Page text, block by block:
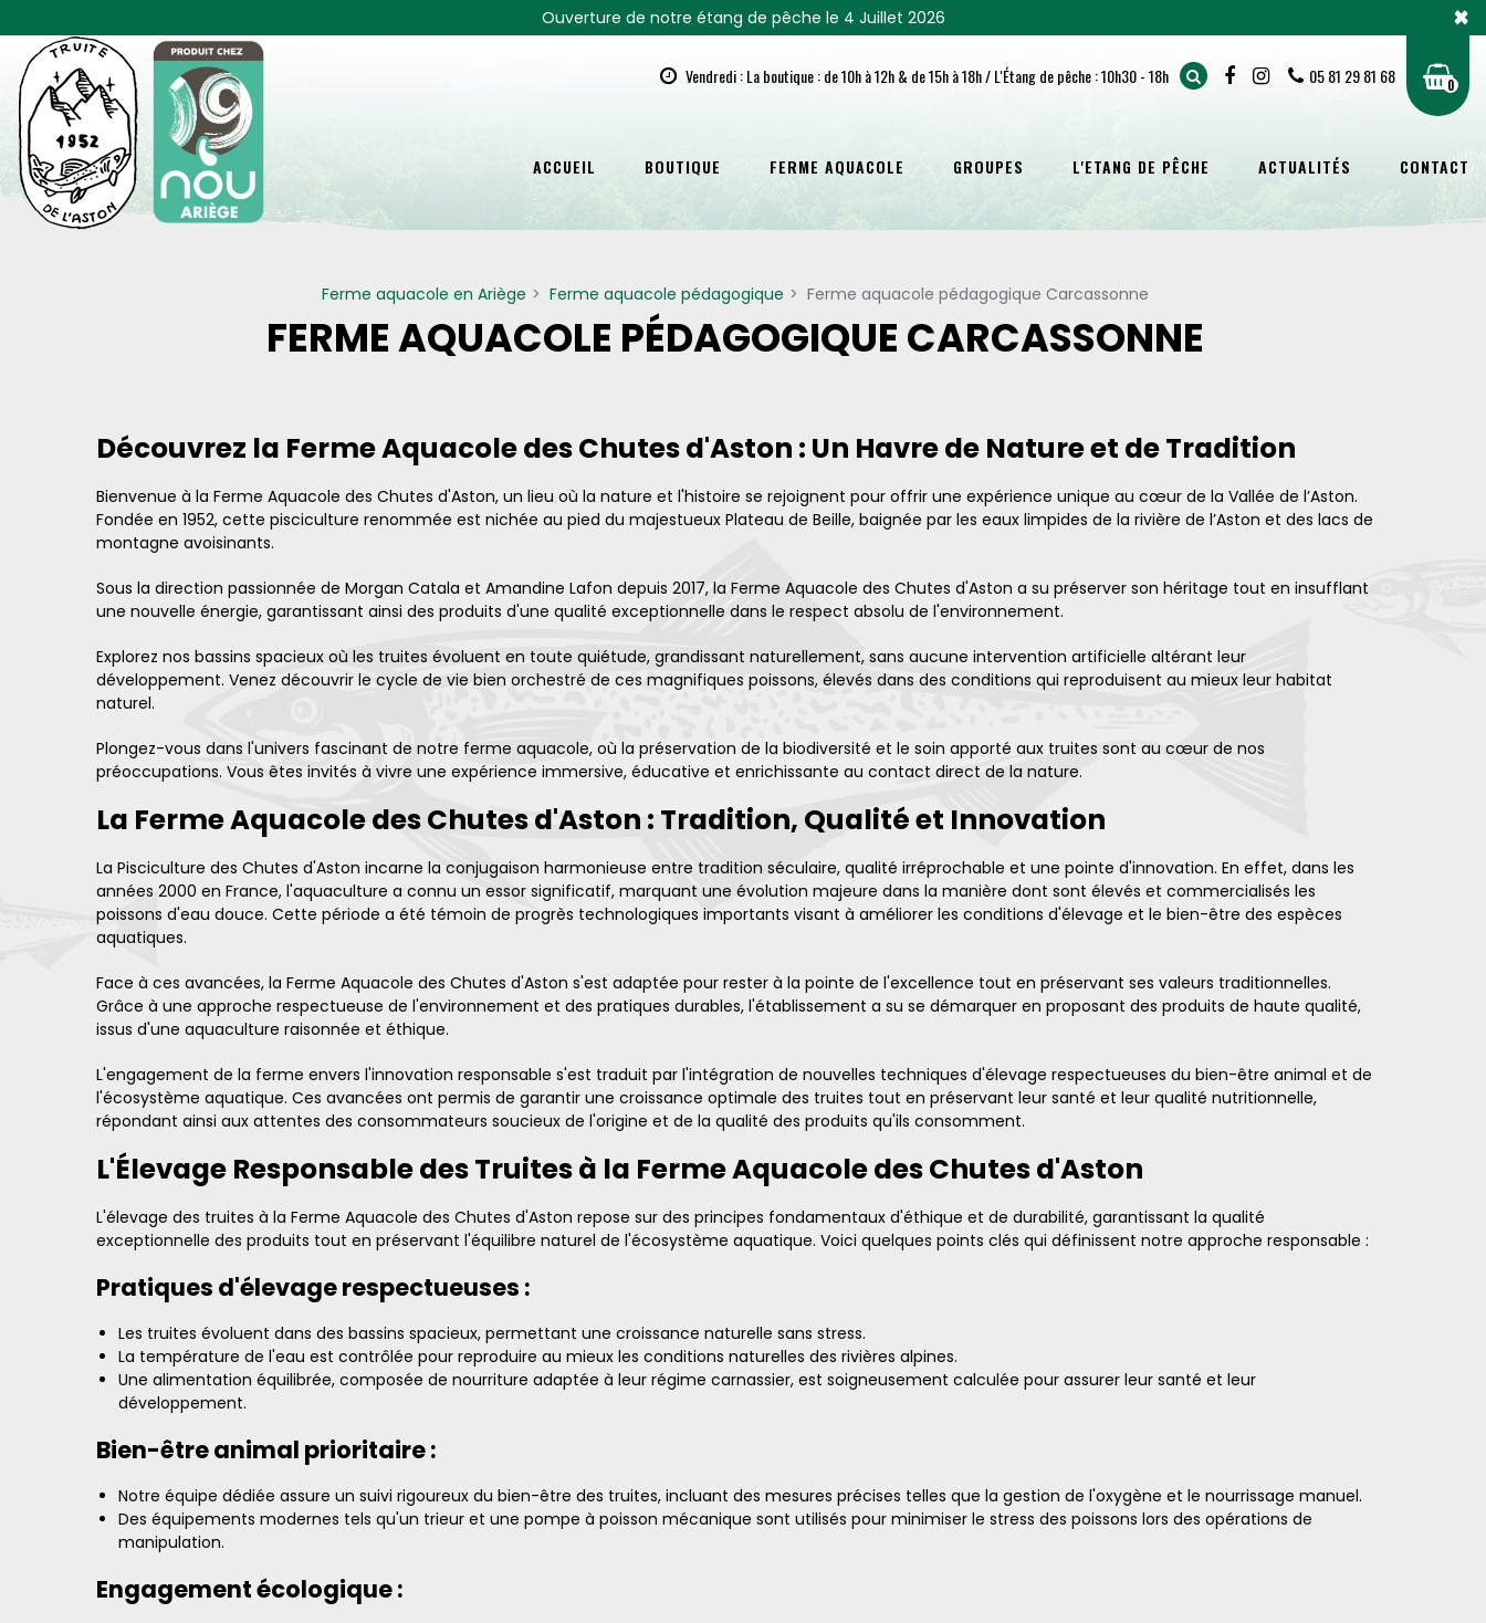
Ouverture de notre étang de pêche le 4 Juillet 2026 ×
Vendredi : La boutique : de 10h à 12h & de 15h à 18h / L'Étang de pêche : 10h30 - 18h 05 81 29 81 68 0
ACCUEIL BOUTIQUE FERME AQUACOLE GROUPES L'ETANG DE PÊCHE ACTUALITÉS CONTACT
Ferme aquacole en Ariège Ferme aquacole pédagogique Ferme aquacole pédagogique Carcassonne
FERME AQUACOLE PÉDAGOGIQUE CARCASSONNE
Découvrez la Ferme Aquacole des Chutes d'Aston : Un Havre de Nature et de Tradition
Bienvenue à la Ferme Aquacole des Chutes d'Aston, un lieu où la nature et l'histoire se rejoignent pour offrir une expérience unique au cœur de la Vallée de l’Aston.
Fondée en 1952, cette pisciculture renommée est nichée au pied du majestueux Plateau de Beille, baignée par les eaux limpides de la rivière de l’Aston et des lacs de
montagne avoisinants.
Sous la direction passionnée de Morgan Catala et Amandine Lafon depuis 2017, la Ferme Aquacole des Chutes d'Aston a su préserver son héritage tout en insufflant
une nouvelle énergie, garantissant ainsi des produits d'une qualité exceptionnelle dans le respect absolu de l'environnement.
Explorez nos bassins spacieux où les truites évoluent en toute quiétude, grandissant naturellement, sans aucune intervention artificielle altérant leur
développement. Venez découvrir le cycle de vie bien orchestré de ces magnifiques poissons, élevés dans des conditions qui reproduisent au mieux leur habitat
naturel.
Plongez-vous dans l'univers fascinant de notre ferme aquacole, où la préservation de la biodiversité et le soin apporté aux truites sont au cœur de nos
préoccupations. Vous êtes invités à vivre une expérience immersive, éducative et enrichissante au contact direct de la nature.
La Ferme Aquacole des Chutes d'Aston : Tradition, Qualité et Innovation
La Pisciculture des Chutes d'Aston incarne la conjugaison harmonieuse entre tradition séculaire, qualité irréprochable et une pointe d'innovation. En effet, dans les
années 2000 en France, l'aquaculture a connu un essor significatif, marquant une évolution majeure dans la manière dont sont élevés et commercialisés les
poissons d'eau douce. Cette période a été témoin de progrès technologiques importants visant à améliorer les conditions d'élevage et le bien-être des espèces
aquatiques.
Face à ces avancées, la Ferme Aquacole des Chutes d'Aston s'est adaptée pour rester à la pointe de l'excellence tout en préservant ses valeurs traditionnelles.
Grâce à une approche respectueuse de l'environnement et des pratiques durables, l'établissement a su se démarquer en proposant des produits de haute qualité,
issus d'une aquaculture raisonnée et éthique.
L'engagement de la ferme envers l'innovation responsable s'est traduit par l'intégration de nouvelles techniques d'élevage respectueuses du bien-être animal et de
l'écosystème aquatique. Ces avancées ont permis de garantir une croissance optimale des truites tout en préservant leur santé et leur qualité nutritionnelle,
répondant ainsi aux attentes des consommateurs soucieux de l'origine et de la qualité des produits qu'ils consomment.
L'Élevage Responsable des Truites à la Ferme Aquacole des Chutes d'Aston
L'élevage des truites à la Ferme Aquacole des Chutes d'Aston repose sur des principes fondamentaux d'éthique et de durabilité, garantissant la qualité
exceptionnelle des produits tout en préservant l'équilibre naturel de l'écosystème aquatique. Voici quelques points clés qui définissent notre approche responsable :
Pratiques d'élevage respectueuses :
Les truites évoluent dans des bassins spacieux, permettant une croissance naturelle sans stress.
La température de l'eau est contrôlée pour reproduire au mieux les conditions naturelles des rivières alpines.
Une alimentation équilibrée, composée de nourriture adaptée à leur régime carnassier, est soigneusement calculée pour assurer leur santé et leur
développement.
Bien-être animal prioritaire :
Notre équipe dédiée assure un suivi rigoureux du bien-être des truites, incluant des mesures précises telles que la gestion de l'oxygène et le nourrissage manuel.
Des équipements modernes tels qu'un trieur et une pompe à poisson mécanique sont utilisés pour minimiser le stress des poissons lors des opérations de
manipulation.
Engagement écologique :